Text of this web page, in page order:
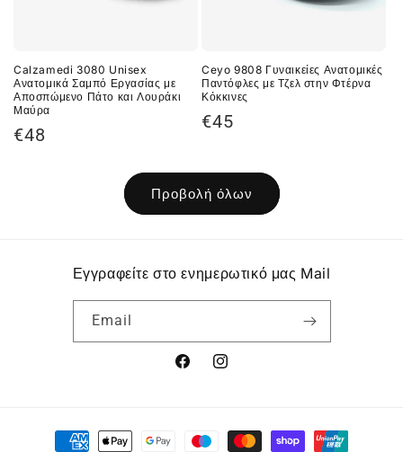
Calzamedi 3080 Unisex
Ανατομικά Σαμπό Εργασίας με
Αποσπώμενο Πάτο και Λουράκι
Μαύρα
Κανονική
€48
Ceyo 9808 Γυναικείες Ανατομικές
Παντόφλες με Τζελ στην Φτέρνα
Κόκκινες
Κανονική
€45
Προβολή όλων
Εγγραφείτε στο ενημερωτικό μας Mail
Email
FacebookInstagram
Μέθοδοι